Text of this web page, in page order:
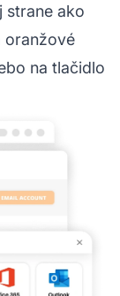
strane ako
oranžové
na tlačidlo